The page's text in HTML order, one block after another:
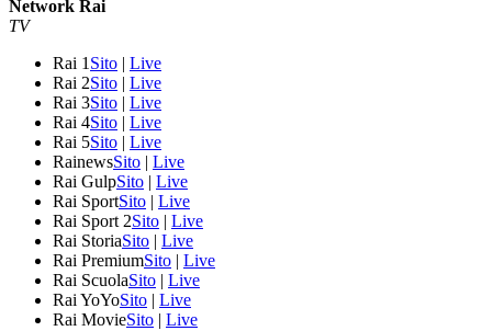
Network Rai
TV
Rai 1 Sito | Live
Rai 2Sito | Live
Rai 3Sito | Live
Rai 4Sito | Live
Rai 5Sito | Live
RainewsSito | Live
Rai GulpSito | Live
Rai SportSito | Live
Rai Sport 2Sito | Live
Rai StoriaSito | Live
Rai PremiumSito | Live
Rai ScuolaSito | Live
Rai YoYoSito | Live
Rai MovieSito | Live